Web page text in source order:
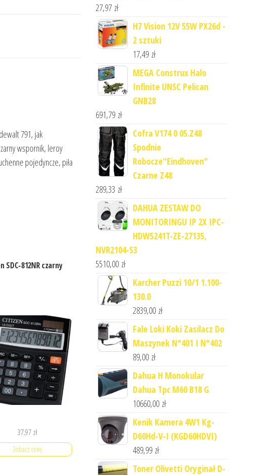
791, jak
wspornik, leroy
pojedyncze, piła
SDC-812NR czarny
37,97 zł
Zobacz cenę
27,97 zł
H7 Vision 12V 55W PX26d -
2 sztuki
17,49 zł
MEGA Construx Halo
Infinite UNSC Pelican
GNB28
691,79 zł
Cofra V174 0 05.Z48
Spodnie
Robocze"Eindhoven"
Czarne Z48
289,33 zł
DAHUA ZESTAW DO
MONITORINGU IP 2X IPC-
HDW5241T-ZE-27135,
NVR2104-S3
5510,00 zł
Karcher Puzzi 10/1 1.100-
130.0
2839,00 zł
Fale Loki Koki Zasilacz Do
Maszynek N°401 I N°402
89,00 zł
Dahua H Monokular
Dahua Tpc M60 B18 G
10660,00 zł
Kenik Kamera 4W1 Kg-
D60Hd-V-I (KGD60HDVI)
489,99 zł
Toner Olivetti Oryginał D-